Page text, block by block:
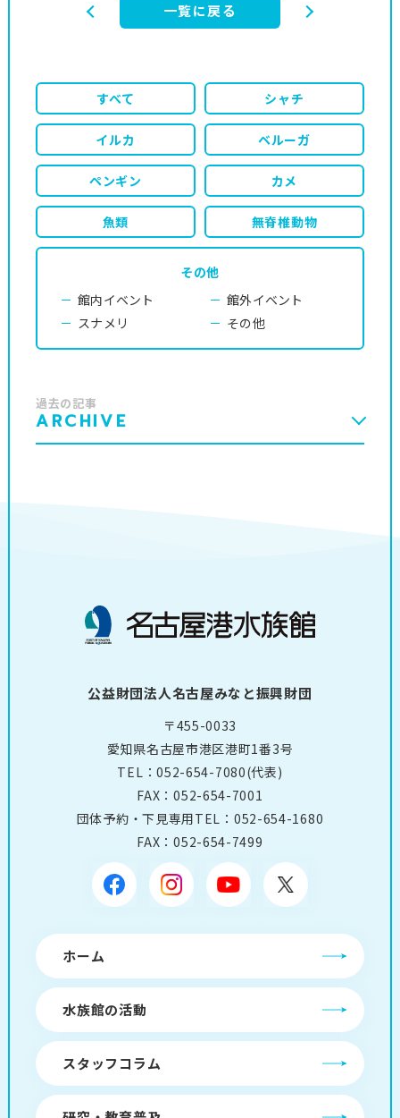
一覧に戻る
すべて シャチ
イルカ ベルーガ
ペンギン カメ
魚類 無脊椎動物
その他
館内イベント
館外イベント
スナメリ
その他
過去の記事
ARCHIVE
公益財団法人名古屋みなと振興財団
〒455-0033
愛知県名古屋市港区港町1番3号
TEL：052-654-7080(代表)
FAX：052-654-7001
団体予約・下見専用TEL： 052-654-1680
FAX：052-654-7499
ホーム
水族館の活動
スタッフコラム